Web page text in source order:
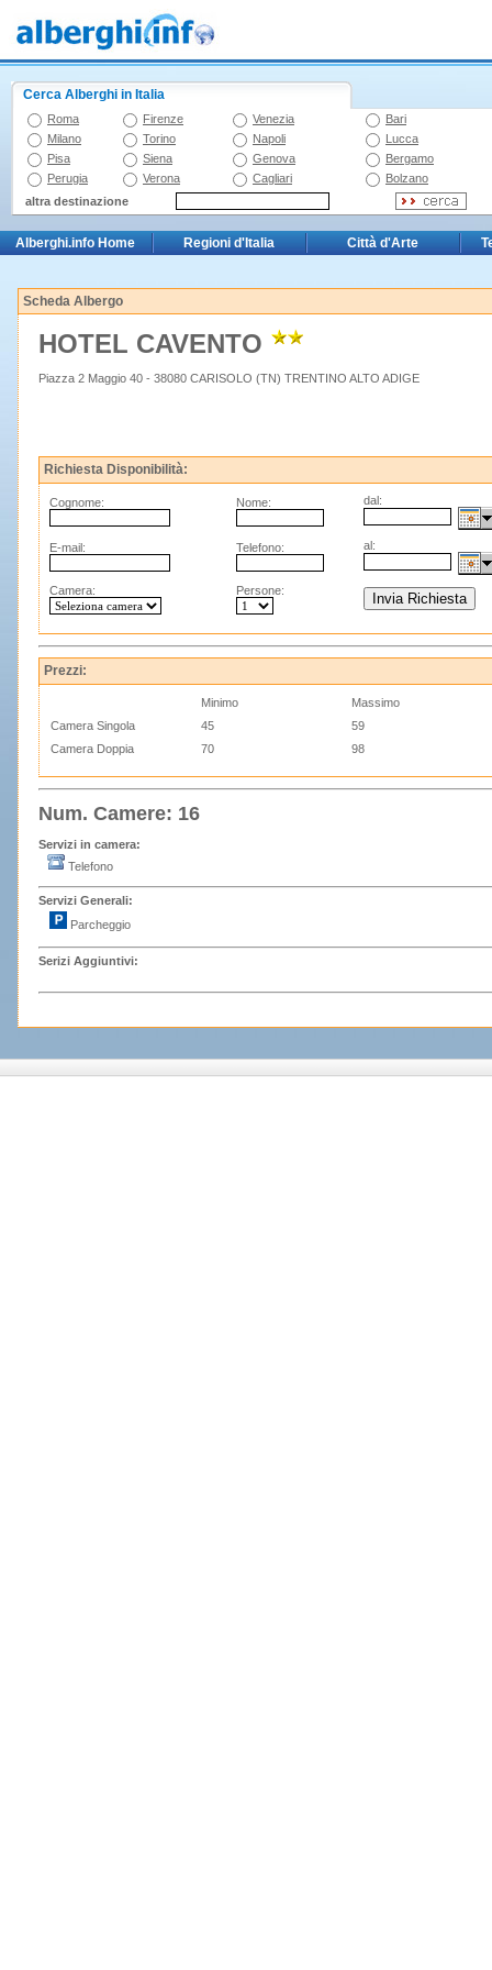
Cerca Alberghi in Italia
Roma Firenze Venezia
Bari
Milano
Torino Napoli
Lucca
Pisa
Siena Genova
Bergamo
Perugia
Verona Cagliari
Bolzano
altra destinazione
Alberghi.info Home Regioni d'Italia Città d'Arte
Scheda Albergo
HOTEL CAVENTO
Piazza 2 Maggio 40 - 38080 CARISOLO (TN) TRENTINO ALTO ADIGE
Richiesta Disponibilità:
Cognome: Nome: dal:
E-mail: Telefono: al:
Camera: Persone:
Prezzi:
Minimo
Massimo
Camera Singola
45
59
Camera Doppia
70 98
Num. Camere: 16
Servizi in camera:
Telefono
Servizi Generali:
Parcheggio
Serizi Aggiuntivi: